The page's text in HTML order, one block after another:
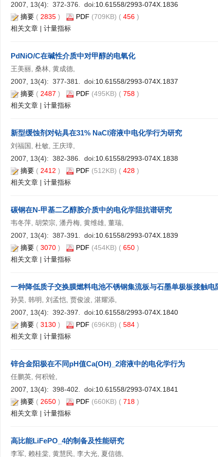
2007, 13(4): 372-376. doi:10.61558/2993-074X.1836
摘要 ( 2835 ) PDF (709KB) ( 456 )
相关文章 | 计量指标
PdNiO/C在碱性介质中对甲醇的电氧化
王美丽, 桑林, 黄成德,
2007, 13(4): 377-381. doi:10.61558/2993-074X.1837
摘要 ( 2487 ) PDF (495KB) ( 758 )
相关文章 | 计量指标
新型缓蚀剂对钻具在31% NaCl溶液中电化学行为研究
刘福国, 杜敏, 王庆璋,
2007, 13(4): 382-386. doi:10.61558/2993-074X.1838
摘要 ( 2412 ) PDF (512KB) ( 428 )
相关文章 | 计量指标
碳钢在N-甲基二乙醇胺介质中的电化学阻抗谱研究
韦冬萍, 胡荣宗, 潘丹梅, 黄维雄, 董瑞,
2007, 13(4): 387-391. doi:10.61558/2993-074X.1839
摘要 ( 3070 ) PDF (454KB) ( 650 )
相关文章 | 计量指标
一种降低质子交换膜燃料电池不锈钢集流板与石墨单极板接触电
孙昊, 韩明, 刘孟恺, 贾俊波, 湛耀添,
2007, 13(4): 392-397. doi:10.61558/2993-074X.1840
摘要 ( 3130 ) PDF (696KB) ( 584 )
相关文章 | 计量指标
锌合金阳极在不同pH值Ca(OH)_2溶液中的电化学行为
任鹏英, 何积铨,
2007, 13(4): 398-402. doi:10.61558/2993-074X.1841
摘要 ( 2650 ) PDF (660KB) ( 718 )
相关文章 | 计量指标
高比能LiFePO_4的制备及性能研究
李军, 赖桂棠, 黄慧民, 李大光, 夏信德,